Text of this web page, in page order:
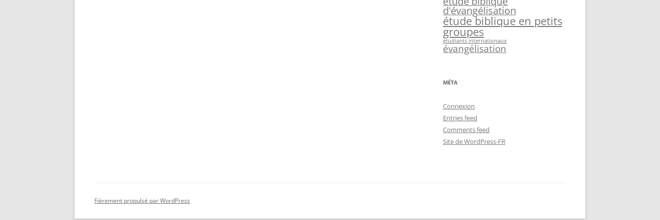
d'évangélisation
étude biblique en petits
groupes
étudiants internationaux
évangélisation
MÉTA
Connexion
Entries feed
Comments feed
Site de WordPress-FR
Fièrement propulsé par WordPress